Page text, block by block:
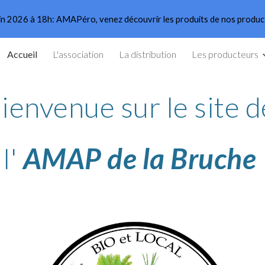
to main content Skip to
2026 à 18h: AMAPéro, venez découvrir les produits de nos
Accueil L'association La distribution Les producteurs
sur le site
l'AMAPde la Bruche